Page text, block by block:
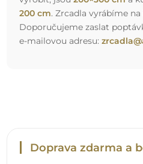
velkých rozměrů, můžete
Podívejte se, jak balíme naše